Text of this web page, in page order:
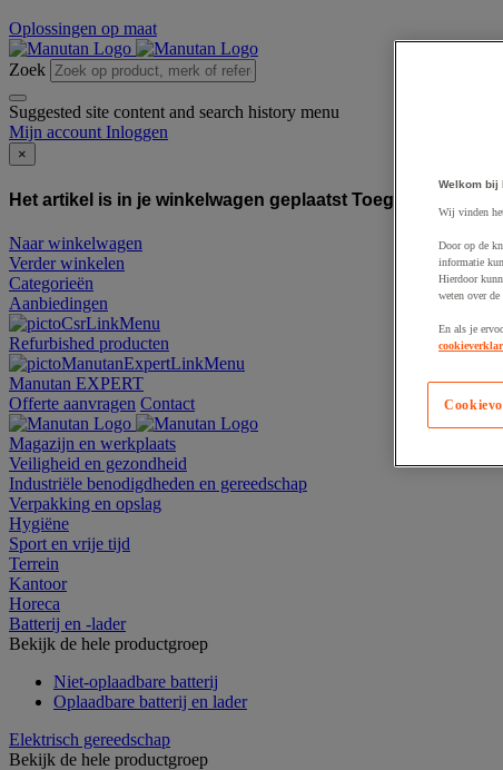
Oplossingen op maat
Zoek
Suggested site content and search history menu
Mijn account Inloggen
×
Het artikel is in je winkelwagen geplaatst Toegevoegd aan
Naar winkelwagen
Verder winkelen
Categorieën
Aanbiedingen
Refurbished producten
Manutan EXPERT
Offerte aanvragen Contact
Magazijn en werkplaats
Veiligheid en gezondheid
Industriële benodigdheden en gereedschap
Verpakking en opslag
Hygiëne
Sport en vrije tijd
Terrein
Kantoor
Horeca
Batterij en -lader
Bekijk de hele productgroep
Niet-oplaadbare batterij
Oplaadbare batterij en lader
Elektrisch gereedschap
Bekijk de hele productgroep
Welkom bij
Wij vinden
Door op de
informatie
Hierdoor
weten over
En als je